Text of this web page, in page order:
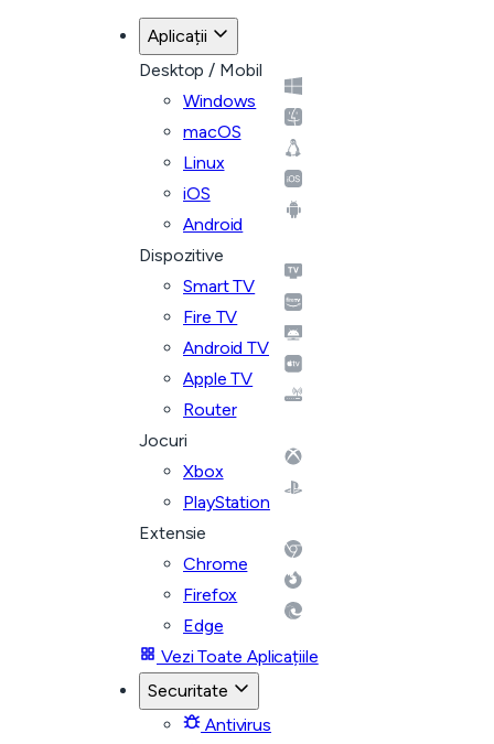
Aplicații
Desktop / Mobil
Windows
macOS
Linux
iOS
Android
Dispozitive
Smart TV
Fire TV
Android TV
Apple TV
Router
Jocuri
Xbox
PlayStation
Extensie
Chrome
Firefox
Edge
Vezi Toate Aplicațiile
Securitate
Antivirus